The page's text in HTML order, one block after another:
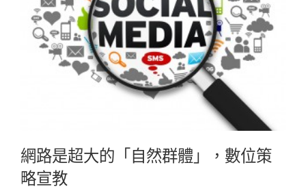
網路是超大的「自然群體」，數位策
略宣教